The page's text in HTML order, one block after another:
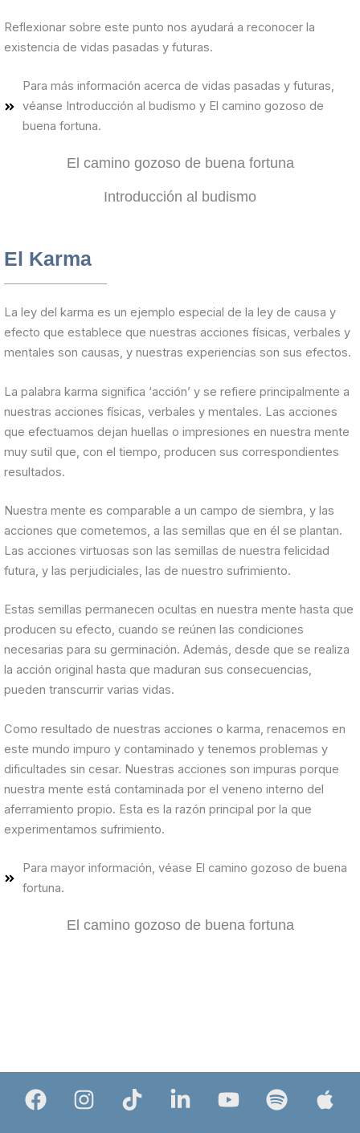
Reflexionar sobre este punto nos ayudará a reconocer la
existencia de vidas pasadas y futuras.
Para más información acerca de vidas pasadas y futuras,
véanse Introducción al budismo y El camino gozoso de
buena fortuna.
El Karma
La ley del karma es un ejemplo especial de la ley de causa y
efecto que establece que nuestras acciones físicas, verbales y
mentales son causas, y nuestras experiencias son sus efectos.
La palabra karma significa ‘acción’ y se refiere principalmente a
nuestras acciones físicas, verbales y mentales. Las acciones
que efectuamos dejan huellas o impresiones en nuestra mente
muy sutil que, con el tiempo, producen sus correspondientes
resultados.
Nuestra mente es comparable a un campo de siembra, y las
acciones que cometemos, a las semillas que en él se plantan.
Las acciones virtuosas son las semillas de nuestra felicidad
futura, y las perjudiciales, las de nuestro sufrimiento.
Estas semillas permanecen ocultas en nuestra mente hasta que
producen su efecto, cuando se reúnen las condiciones
necesarias para su germinación. Además, desde que se realiza
la acción original hasta que maduran sus consecuencias,
pueden transcurrir varias vidas.
Como resultado de nuestras acciones o karma, renacemos en
este mundo impuro y contaminado y tenemos problemas y
dificultades sin cesar. Nuestras acciones son impuras porque
nuestra mente está contaminada por el veneno interno del
aferramiento propio. Esta es la razón principal por la que
experimentamos sufrimiento.
El camino gozoso de buena fortuna
Introducción al budismo
Para mayor información, véase El camino gozoso de buena
fortuna.
El camino gozoso de buena fortuna